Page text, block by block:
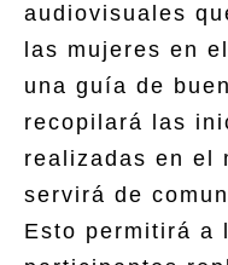
audiovisuales
las mujeres en
una guía de
recopilará las
realizadas en el
servirá de
Esto permitirá a